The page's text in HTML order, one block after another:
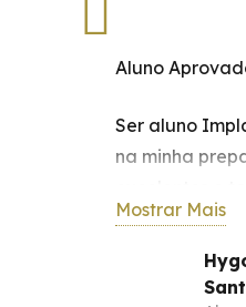
Aluno
Ser aluno
na minha
decisiva,
pontos
cada banca.
Mostrar Mais